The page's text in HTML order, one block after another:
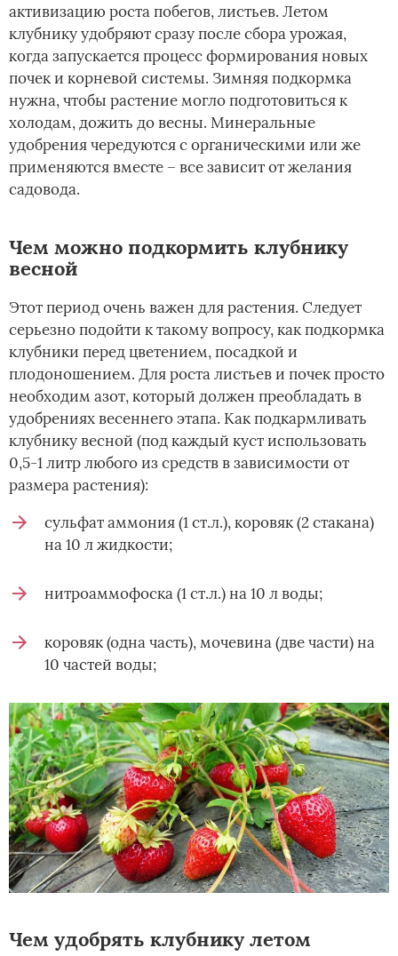
активизацию роста побегов, листьев. Летом
клубнику удобряют сразу после сбора урожая,
когда запускается процесс формирования новых
почек и корневой системы. Зимняя подкормка
нужна, чтобы растение могло подготовиться к
холодам, дожить до весны. Минеральные
удобрения чередуются с органическими или же
применяются вместе – все зависит от желания
садовода.
Чем можно подкормить клубнику
весной
Этот период очень важен для растения. Следует
серьезно подойти к такому вопросу, как подкормка
клубники перед цветением, посадкой и
плодоношением. Для роста листьев и почек просто
необходим азот, который должен преобладать в
удобрениях весеннего этапа. Как подкармливать
клубнику весной (под каждый куст использовать
0,5-1 литр любого из средств в зависимости от
размера растения):
сульфат аммония (1 ст.л.), коровяк (2 стакана)
на 10 л жидкости;
нитроаммофоска (1 ст.л.) на 10 л воды;
коровяк (одна часть), мочевина (две части) на
10 частей воды;
Чем удобрять клубнику летом